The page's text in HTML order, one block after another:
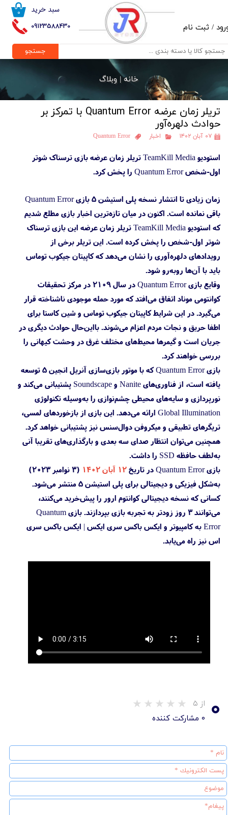
09123588430
۰ سبد خرید
/ ثبت نام
حساب کاربری من
تغییر گذر واژه
خروج از حساب کاربری
جستجو
خانه |وبلاگ
تریلر زمان عرضه Quantum Error با تمرکز بر
حوادث دلهره‌آور
۰۷ آبان ۱۴۰۲ اخبار Quantum Error
استودیو TeamKill Media تریلر زمان عرضه بازی ترسناک شوتر
اول-شخص Quantum Error را پخش کرد.
زمان زیادی تا انتشار نسخه پلی استیشن 5 بازی Quantum Error
باقی نمانده است. اکنون در میان تازه‌ترین اخبار بازی مطلع شدیم
که استودیو TeamKill Media تریلر زمان عرضه این بازی ترسناک
شوتر اول-شخص را پخش کرده است. این تریلر برخی از
رویدادهای دلهره‌آوری را نشان می‌دهد که کاپیتان جیکوب توماس
باید با آن‌ها روبه‌رو شود.
وقایع بازی Quantum Error در سال ۲۱۰۹ در مرکز تحقیقات
کوانتومی موناد اتفاق می‌افتد که مورد حمله موجودی ناشناخته قرار
می‌گیرد. در این شرایط کاپیتان جیکوب توماس و شین کاستا برای
اطفا حریق و نجات مردم اعزام می‌شوند. بااین‌حال حوادث دیگری در
جریان است و گیمرها محیط‌های مختلف غرق در وحشت کیهانی را
بررسی خواهند کرد.
بازی Quantum Error که با موتور بازی‌سازی آنریل انجین ۵ توسعه
یافته است، از فناوری‌های Nanite و Soundscape پشتیبانی می‌کند و
نورپردازی و سایه‌های محیطی چشم‌نوازی را به‌وسیله تکنولوژی
Global Illumination ارائه می‌دهد. این بازی از بازخوردهای لمسی،
تریگرهای تطبیقی و میکروفن دوال‌سنس نیز پشتیبانی خواهد کرد.
همچنین می‌توان انتظار صدای سه بعدی و بارگذاری‌های تقریبا آنی
به‌لطف حافظه SSD را داشت.
بازی Quantum Error در تاریخ
۱۲ آبان ۱۴۰۲
(۳ نوامبر ۲۰۲۳)
به‌شکل فیزیکی و دیجیتالی برای پلی استیشن 5 منتشر می‌شود.
کسانی که نسخه دیجیتالی کوانتوم ارور را پیش‌خرید می‌کنند،
می‌توانند ۳ روز زودتر به تجربه بازی بپردازند. بازی Quantum
Error به کامپیوتر و ایکس باکس سری ایکس | ایکس باکس سری
اس نیز راه می‌یابد.
۰ از ۵
۰ مشارکت کننده